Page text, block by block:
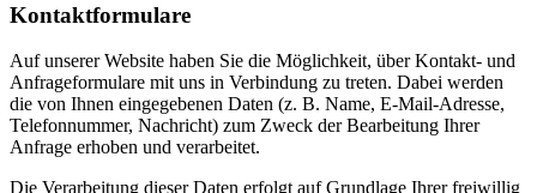
Kontaktformulare
Auf unserer Website haben Sie die Möglichkeit, über Kontakt- und
Anfrageformulare mit uns in Verbindung zu treten. Dabei werden
die von Ihnen eingegebenen Daten (z. B. Name, E-Mail-Adresse,
Telefonnummer, Nachricht) zum Zweck der Bearbeitung Ihrer
Anfrage erhoben und verarbeitet.
Die Verarbeitung dieser Daten erfolgt auf Grundlage Ihrer freiwillig